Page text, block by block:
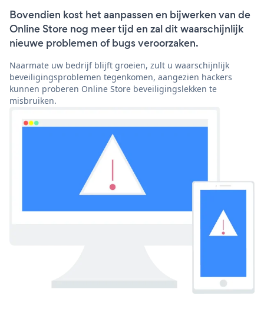
Bovendien kost het aanpassen en bijwerken van de
Online Store nog meer tijd en zal dit waarschijnlijk
nieuwe problemen of bugs veroorzaken.
Naarmate uw bedrijf blijft groeien, zult u waarschijnlijk
beveiligingsproblemen tegenkomen, aangezien hackers
kunnen proberen Online Store beveiligingslekken te
misbruiken.